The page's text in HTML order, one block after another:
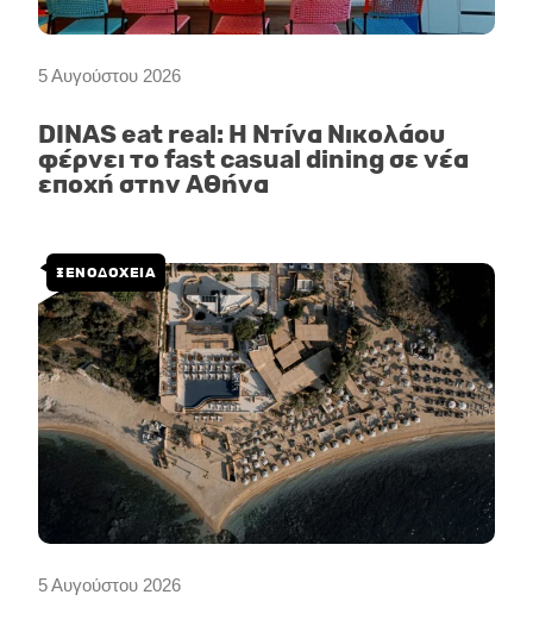
5 Αυγούστου 2026
DINAS eat real: Η Ντίνα Νικολάου
φέρνει το fast casual dining σε νέα
εποχή στην Αθήνα
5 Αυγούστου 2026
ΞΕΝΟΔΟΧΕΙΑ